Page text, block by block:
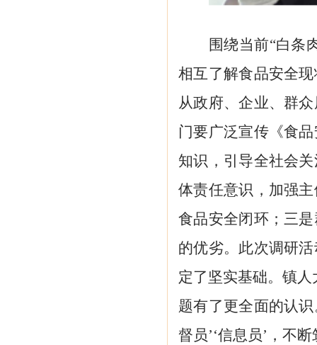
围绕当前“白条
相互了解食品安全
从政府、企业、群
门要广泛宣传《食
知识，引导全社会
体责任意识，加强
食品安全闭环；三
的优劣。此次调研
定了坚实基础。镇
题有了更全面的认
督员’‘信息员’，不